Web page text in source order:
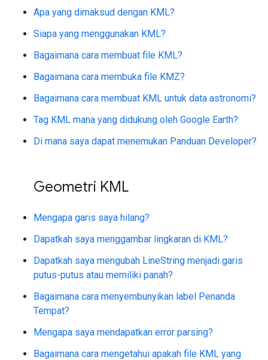
Apa yang dimaksud dengan KML?
Siapa yang menggunakan KML?
Bagaimana cara membuat file KML?
Bagaimana cara membuka file KMZ?
Bagaimana cara membuat KML untuk data astronomi?
Tag KML mana yang didukung oleh Google Earth?
Di mana saya dapat menemukan Panduan Developer?
Geometri KML
Mengapa garis saya hilang?
Dapatkah saya menggambar lingkaran di KML?
Dapatkah saya mengubah LineString menjadi garis
putus-putus atau memiliki panah?
Bagaimana cara menyembunyikan label Penanda
Tempat?
Mengapa saya mendapatkan error parsing?
Bagaimana cara mengetahui apakah file KML yang